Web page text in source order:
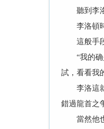
聽到李洛
李洛頓時
這般手段
“我的确是
試，看看我
李洛這就
錯過龍首之
當然他也